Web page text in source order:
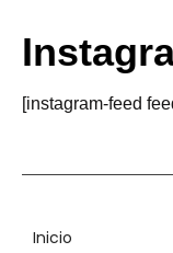
[instagram-feed
Inicio